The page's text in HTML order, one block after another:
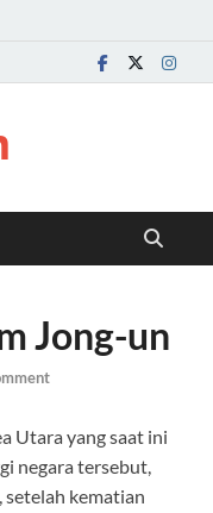
Jong-un
Utara yang saat ini
negara tersebut,
setelah kematian